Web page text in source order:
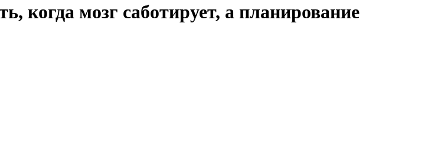
когда мозг саботирует, а планирование